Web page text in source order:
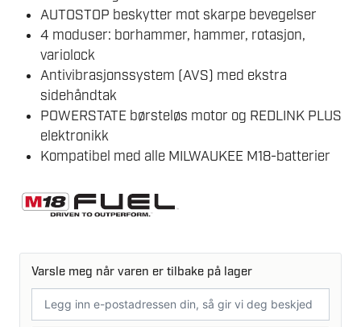
AUTOSTOP beskytter mot skarpe bevegelser
4 moduser: borhammer, hammer, rotasjon,
variolock
Antivibrasjonssystem (AVS) med ekstra
sidehåndtak
POWERSTATE børsteløs motor og REDLINK PLUS
elektronikk
Kompatibel med alle MILWAUKEE M18-batterier
Varsle meg når varen er tilbake på lager
postadresse